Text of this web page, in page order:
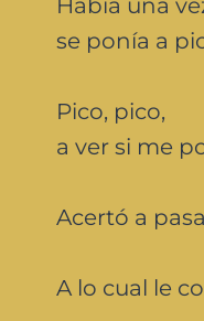
se ponía a
Pico, pico,
a ver si me
Acertó a
A lo cual le